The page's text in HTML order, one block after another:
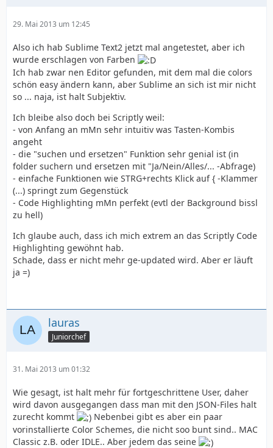
29. Mai 2013 um 12:45
Also ich hab Sublime Text2 jetzt mal angetestet, aber ich
wurde erschlagen von Farben
Ich hab zwar nen Editor gefunden, mit dem mal die colors
schön easy ändern kann, aber Sublime an sich ist mir nicht
so ... naja, ist halt Subjektiv.
Ich bleibe also doch bei Scriptly weil:
- von Anfang an mMn sehr intuitiv was Tasten-Kombis
angeht
- die "suchen und ersetzen" Funktion sehr genial ist (in
folder suchern und ersetzen mit "Ja/Nein/Alles/... -Abfrage)
- einfache Funktionen wie STRG+rechts Klick auf { -Klammer
(...) springt zum Gegenstück
- Code Highlighting mMn perfekt (evtl der Background bissl
zu hell)
Ich glaube auch, dass ich mich extrem an das Scriptly Code
Highlighting gewöhnt hab.
Schade, dass er nicht mehr ge-updated wird. Aber er läuft
ja =)
lauras
Juniorchef
31. Mai 2013 um 01:32
Wie gesagt, ist halt mehr für fortgeschrittene User, daher
wird davon ausgegangen dass man mit den JSON-Files halt
zurecht kommt
Nebenbei gibt es aber ein paar
vorinstallierte Color Schemes, die nicht soo bunt sind.. MAC
Classic z.B. oder IDLE.. Aber jedem das seine